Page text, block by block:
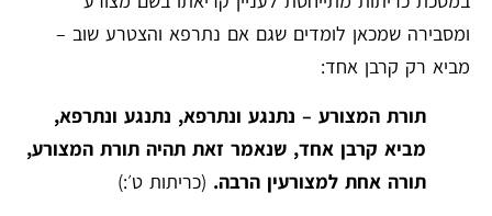
ומסבירה שמכאן לומדים שגם אם נתרפא והצטרע שוב –
מביא רק קרבן אחד:
תורת המצורע – נתנגע ונתרפא, נתנגע ונתרפא,
מביא קרבן אחד, שנאמר זאת תהיה תורת המצורע,
תורה אחת למצורעין הרבה. ⁠(כריתות ט׳:)